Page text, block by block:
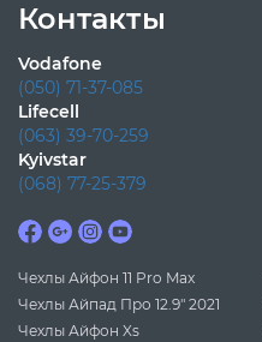
Контакты
Vodafone
(050) 71-37-085
Lifecell
(063) 39-70-259
Kyivstar
(068) 77-25-379
Чехлы Айфон 11 Pro Max
Чехлы Айпад Про 12.9" 2021
Чехлы Айфон Xs